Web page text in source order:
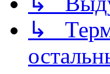
↳